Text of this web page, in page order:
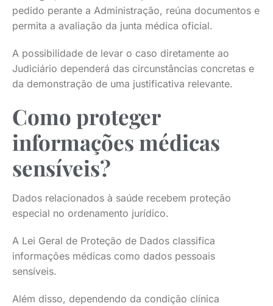
pedido perante a Administração, reúna documentos e
permita a avaliação da junta médica oficial.
A possibilidade de levar o caso diretamente ao
Judiciário dependerá das circunstâncias concretas e
da demonstração de uma justificativa relevante.
Como proteger
informações médicas
sensíveis?
Dados relacionados à saúde recebem proteção
especial no ordenamento jurídico.
A Lei Geral de Proteção de Dados classifica
informações médicas como dados pessoais
sensíveis.
Além disso, dependendo da condição clínica